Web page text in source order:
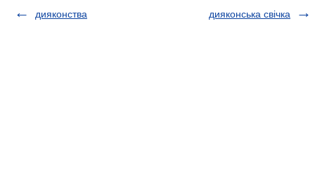
дияконства
дияконська свічка